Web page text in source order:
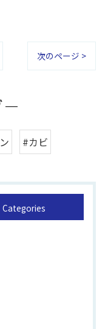
次のページ >
#カビ
Categories